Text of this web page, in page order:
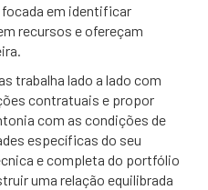
em identificar
recursos e ofereçam
trabalha lado a lado com
contratuais e propor
com as condições de
específicas do seu
e completa do portfólio
uma relação equilibrada